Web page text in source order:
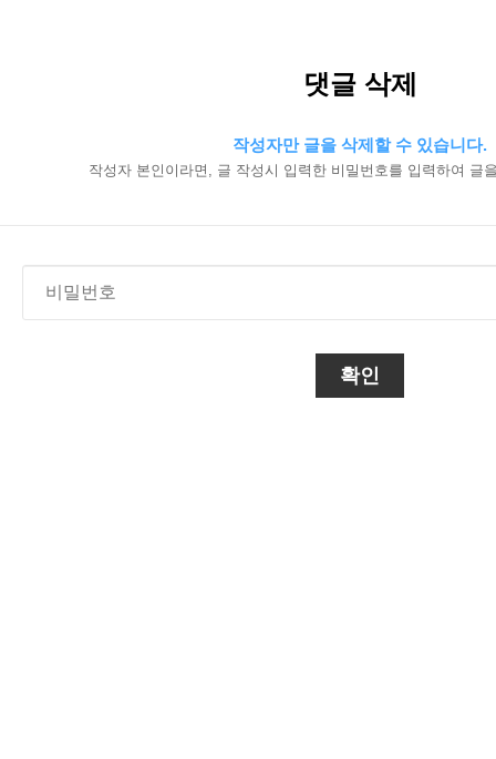
댓글 삭제
작성자만 글을 삭제할 수 있습니다.
작성자 본인이라면, 글 작성시 입력한 비밀번호를 입력하여 글